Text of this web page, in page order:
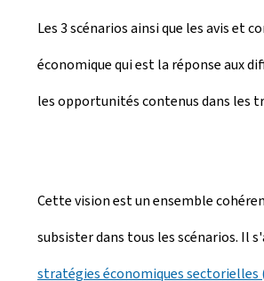
Les 3 scénarios ainsi que les avis
économique qui est la réponse aux
les opportunités contenus dans les
Cette vision est un ensemble
subsister dans tous les scénarios. Il
stratégies économiques sectorielles